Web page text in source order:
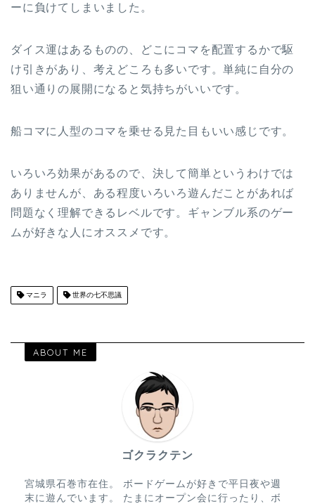
ーに負けてしまいました。
ダイス運はあるものの、どこにコマを配置するかで駆
け引きがあり、考えどころも多いです。単純に自分の
狙い通りの展開になると気持ちがいいです。
船コマに人型のコマを乗せる見た目もいい感じです。
いろいろ効果があるので、決して簡単というわけでは
ありませんが、ある程度いろいろ遊んだことがあれば
問題なく理解できるレベルです。ギャンブル系のゲー
ムが好きな人にオススメです。
マニラ 世界の七不思議
ABOUT ME
ゴクラクテン
宮城県石巻市在住。 ボードゲームが好きで平日夜や週
末に遊んでいます。 たまにオープン会に行ったり、ボ